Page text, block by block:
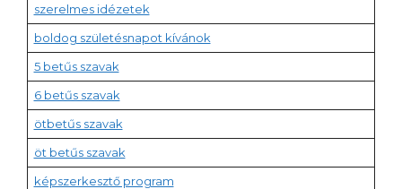
szerelmes idézetek
boldog születésnapot kívánok
5 betűs szavak
6 betűs szavak
ötbetűs szavak
öt betűs szavak
képszerkesztő program